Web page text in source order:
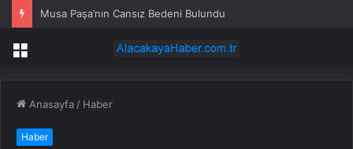
Musa Paşa’nın Cansız Bedeni Bulundu
Menü
Anasayfa / Haber
Haber